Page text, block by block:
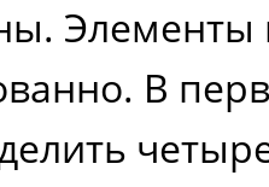
Элементы
В